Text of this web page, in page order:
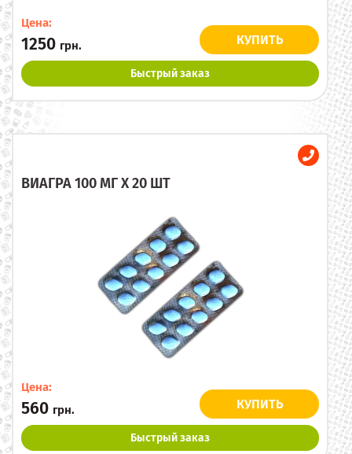
Цена:
1250 грн. КУПИТЬ
Быстрый заказ
ВИАГРА 100 МГ X 20 ШТ
Цена:
560 грн. КУПИТЬ
Быстрый заказ